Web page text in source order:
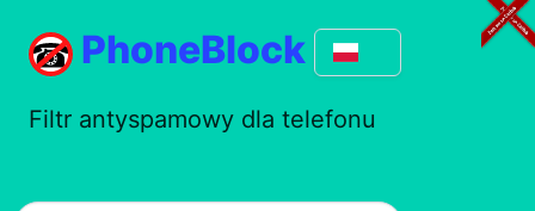
PhoneBlock
Filtr antyspamowy dla telefonu